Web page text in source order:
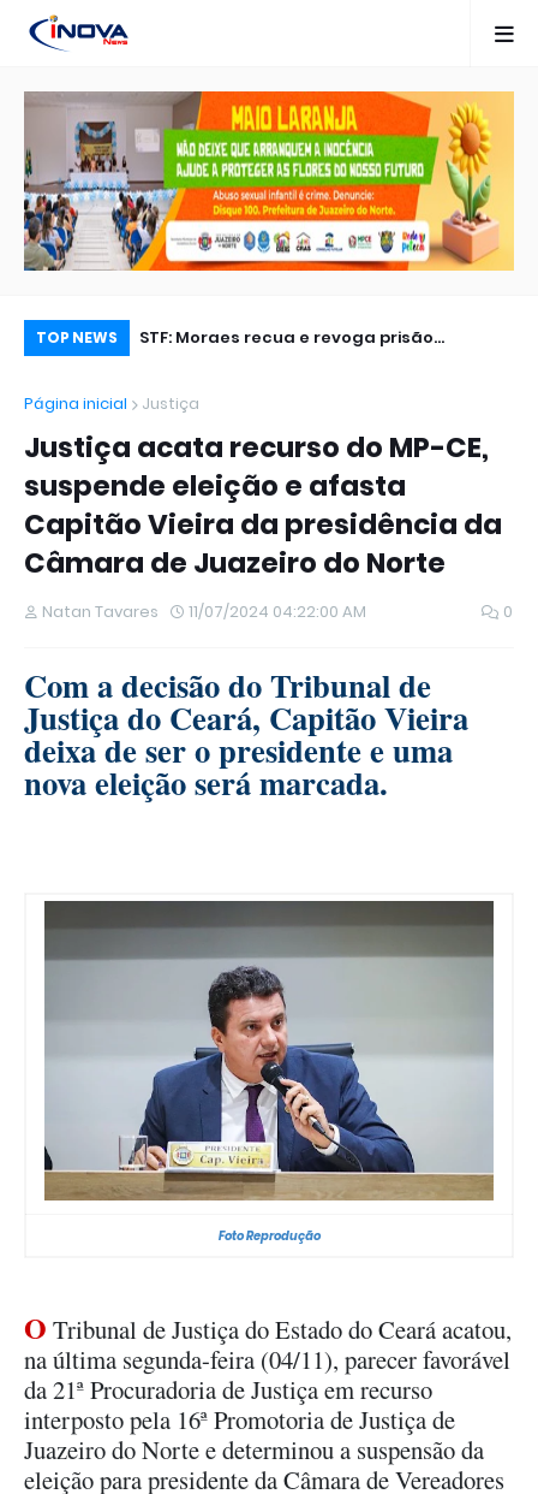
TOP NEWS
presenciou,
STF: Moraes recua e revoga prisão
Espanha
Página inicial
Justiça
Justiça acata recurso do MP-CE,
suspende eleição e afasta
Capitão Vieira da presidência da
Câmara de Juazeiro do Norte
Natan Tavares 11/07/2024 04:22:00 AM 0
Com a decisão do Tribunal de
Justiça do Ceará, Capitão Vieira
deixa de ser o presidente e uma
nova eleição será marcada.
Foto Reprodução
O Tribunal de Justiça do Estado do Ceará acatou,
na última segunda-feira (04/11), parecer favorável
da 21ª Procuradoria de Justiça em recurso
interposto pela 16ª Promotoria de Justiça de
Juazeiro do Norte e determinou a suspensão da
eleição para presidente da Câmara de Vereadores